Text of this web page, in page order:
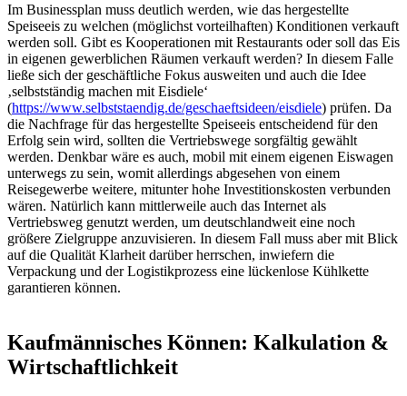
Im Businessplan muss deutlich werden, wie das hergestellte
Speiseeis zu welchen (möglichst vorteilhaften) Konditionen verkauft
werden soll. Gibt es Kooperationen mit Restaurants oder soll das Eis
in eigenen gewerblichen Räumen verkauft werden? In diesem Falle
ließe sich der geschäftliche Fokus ausweiten und auch die Idee
‚selbstständig machen mit Eisdiele‘
(https://www.selbststaendig.de/geschaeftsideen/eisdiele) prüfen. Da
die Nachfrage für das hergestellte Speiseeis entscheidend für den
Erfolg sein wird, sollten die Vertriebswege sorgfältig gewählt
werden. Denkbar wäre es auch, mobil mit einem eigenen Eiswagen
unterwegs zu sein, womit allerdings abgesehen von einem
Reisegewerbe weitere, mitunter hohe Investitionskosten verbunden
wären. Natürlich kann mittlerweile auch das Internet als
Vertriebsweg genutzt werden, um deutschlandweit eine noch
größere Zielgruppe anzuvisieren. In diesem Fall muss aber mit Blick
auf die Qualität Klarheit darüber herrschen, inwiefern die
Verpackung und der Logistikprozess eine lückenlose Kühlkette
garantieren können.
Kaufmännisches Können: Kalkulation &
Wirtschaftlichkeit